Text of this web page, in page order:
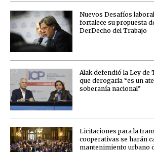
Nuevos Desafíos
fortalece su propuesta
DerDecho del Trabajo
Alak defendió la Ley
que derogarla “es un
soberanía nacional”
Licitaciones para la
cooperativas se harán
mantenimiento urbano